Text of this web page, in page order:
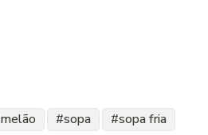
melão sopa sopa fria